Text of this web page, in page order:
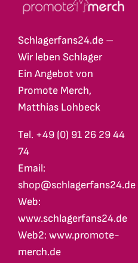
Schlagerfans24.de –
Wir leben Schlager
Ein Angebot von
Promote Merch,
Matthias Lohbeck
Tel. +49 (0) 91 26 29 44
74
Email:
shop@schlagerfans24.de
Web:
www.schlagerfans24.de
Web2: www.promote-
merch.de